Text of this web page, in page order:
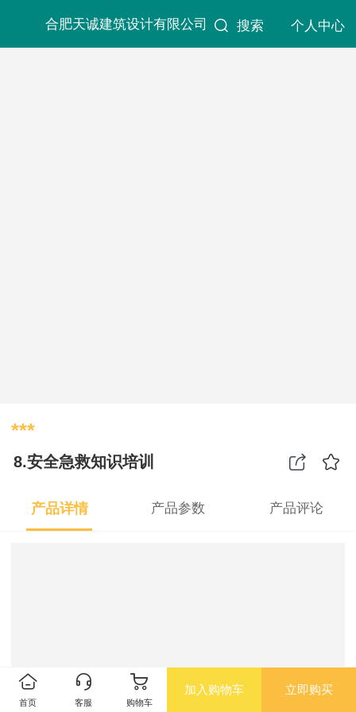
合肥天诚建筑设计有限公司 搜索 个人中心
***
8.安全急救知识培训
产品详情 产品参数 产品评论
首页 客服 购物车
加入购物车 立即购买